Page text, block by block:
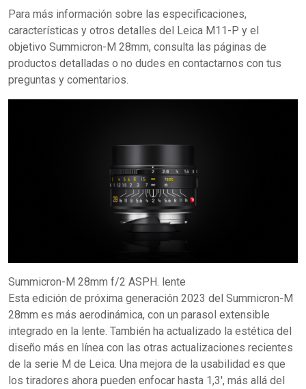
Para más información sobre las especificaciones,
características y otros detalles del Leica M11-P y el
objetivo Summicron-M 28mm, consulta las páginas de
productos detalladas o no dudes en contactarnos con tus
preguntas y comentarios.
Summicron-M 28mm f/2 ASPH. lente
Esta edición de próxima generación 2023 del Summicron-M
28mm es más aerodinámica, con un parasol extensible
integrado en la lente. También ha actualizado la estética del
diseño más en línea con las otras actualizaciones recientes
de la serie M de Leica. Una mejora de la usabilidad es que
los tiradores ahora pueden enfocar hasta 1,3', más allá del